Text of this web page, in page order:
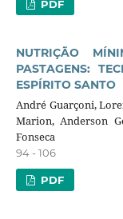
PDF
NUTRIÇÃO
PASTAGENS:
ESPÍRITO SANTO
André Guarçoni,
Marion, Anderson
Fonseca
94 - 106
PDF